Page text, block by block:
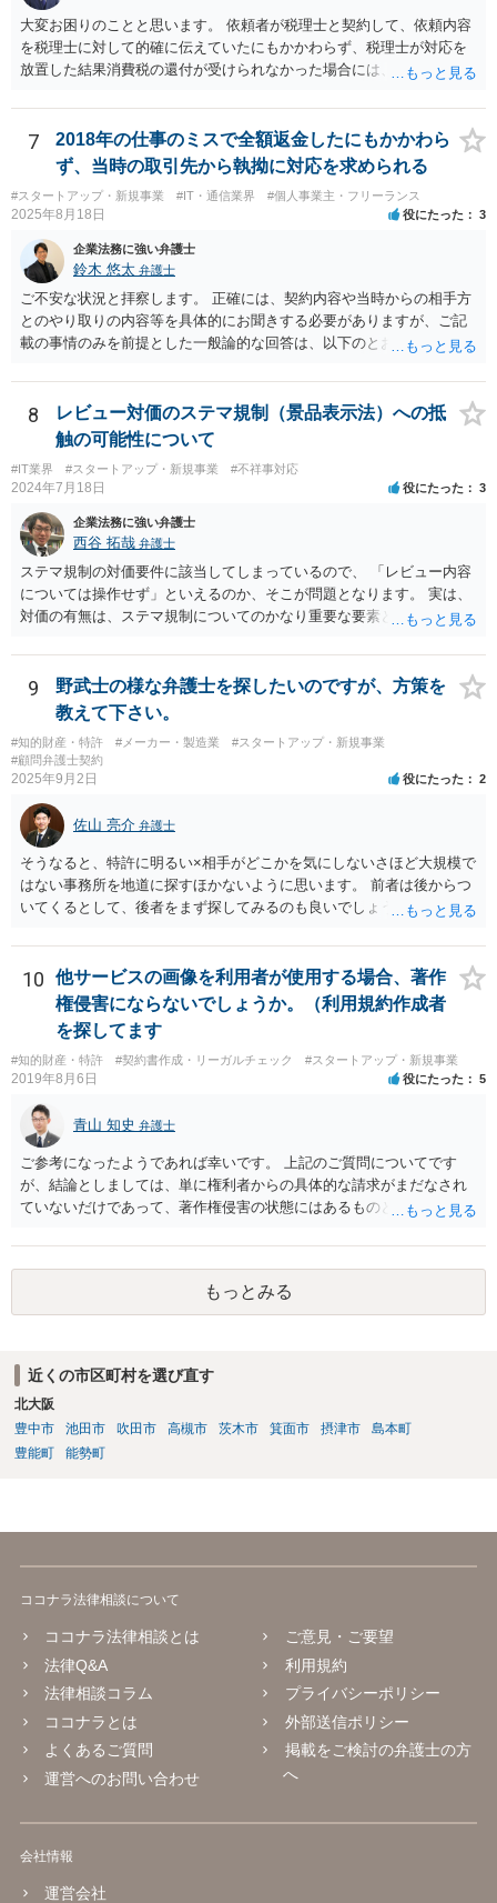
大変お困りのことと思います。 依頼者が税理士と契約して、依頼内容
を税理士に対して的確に伝えていたにもかかわらず、税理士が対応を
放置した結果消費税の還付が受けられなかった場合には、賠償請求で
あるか否かという問題 ②税理士本人が税務業務をしていなかったとい
う税理士職務の妥当性の問題 ③クライアントが誤って簡易課税届出書
を提出していたところ、税理士が課税方式の確認をしなかった問題 と
いう課題があります。 ①については、 税理士が責任を持つのは契約に
明記された委任事務に限定されるのが原則です。 サービスとして委任
事務外の税務相談に応じた結果、その責任を負う場合もゼロではあり
ませんが、責任追及するハードルはかなり上がります。 ②について
は、 実際上、税理士事務所では事務員が顧客対応することが多いと聞
きます。 そのため、メールに税理士が参加していないことや直接面談
していないことをもって賠償請求の理由とすることは現実問題として
は難しい可能性があります。 ③については、 税理士が、契約上の委任
事務外の税務相談をサービスで実施していた場合は、税理士側から積
極的に課税方式を確認しなければならないという程度の注意義務は認
められにくいのではないかと思います。 もっとも、顧問契約締結当初
から本件法人設立の相談についても依頼しており委任事務に含まれて
いたと主張できる事情がある場合には、上記より幾分有利に進められ
るかと思います。 より詳細な検討は、個別に法律事務所に問い合わせ
て法律相談されるとよいでしょう。
7
2018年の仕事のミスで全額返金したにもかかわら
ず、当時の取引先から執拗に対応を求められる
#スタートアップ・新規事業 #IT・通信業界 #個人事業主・フリーランス
2025年8月18日 役にたった 3
企業法務に強い弁護士
鈴木 悠太 弁護士
ご不安な状況と拝察します。 正確には、契約内容や当時からの相手方
とのやり取りの内容等を具体的にお聞きする必要がありますが、ご記
載の事情のみを前提とした一般論的な回答は、以下のとおりです。 ①
前の商事消滅時効、不法行為消滅時効）にかかっている可能性が高い
です。 ②相手方の報告要求については、法的には従う義務はないでし
ょう。 ③すでに対応は完了しており、もし相手方から今後具体的な法
的請求ないし措置がなされれば改めて検討するという方針でもよいよ
うに思われます。
8
レビュー対価のステマ規制（景品表示法）への抵
触の可能性について
#IT業界 #スタートアップ・新規事業 #不祥事対応
2024年7月18日 役にたった 3
企業法務に強い弁護士
西谷 拓哉 弁護士
ステマ規制の対価要件に該当してしまっているので、 「レビュー内容
については操作せず」といえるのか、そこが問題となります。 実は、
対価の有無は、ステマ規制についてのかなり重要な要素となります。
とを条件に割り引くサービスを提供していたケースですが、 明示的に
高評価と指示していなくても、全件報酬を支払うことを約してレビュ
ーをさせるということになれば、結局はそれはレビュー内容について
事業者が関与していると評価され「事業者による表示（広告）」と判
断される余地は残るといえるでしょう。 あくまで、自身の嗜好に基づ
く、自主的なレビューでなければステマ規制にひっかかる可能性があ
www.caa.go.jp/policies/policy/representation/fair_labeling/guideline/ass
ets/representation_cms216_230328_03.pdf の５頁（イ）、２（１）参
照
9
野武士の様な弁護士を探したいのですが、方策を
教えて下さい。
#知的財産・特許 #メーカー・製造業
#スタートアップ・新規事業
#顧問弁護士契約
2025年9月2日 役にたった 2
佐山 亮介 弁護士
そうなると、特許に明るい×相手がどこかを気にしないさほど大規模で
はない事務所を地道に探すほかないように思います。 前者は後からつ
いてくるとして、後者をまず探してみるのも良いでしょう。
10
他サービスの画像を利用者が使用する場合、著作
権侵害にならないでしょうか。（利用規約作成者
を探してます
#知的財産・特許 #契約書作成・リーガルチェック #スタートアップ・新規事業
2019年8月6日 役にたった 5
青山 知史 弁護士
ご参考になったようであれば幸いです。 上記のご質問についてです
が、結論としましては、単に権利者からの具体的な請求がまだなされ
ていないだけであって、著作権侵害の状態にはあるものと思慮いたし
ンテンツの投稿については、適法か否かも含め、投稿者で自己責任で
行うものとし、サイトとしては責任を持たない旨の規定がなされてい
ることがあります。 利用者も多いため、サイトとして投稿画像等のチ
ェックは行えないことから、自己責任で判断して行動するように求め
ような画像もそのまま投稿されてしまい、結果として、権利者から削
除や損害賠償等の請求がなされるまで、事実上、その投稿状態が残っ
たままになっているものと思われます。 こうした無断転載の件数は多
く、また、本人の特定にも時間や費用がかかることから、全ての無断
いてきた場合には、こうした無断転載をしていると、権利侵害の責任
態にもなります。 このように、ECサイト等における画像転載等は、適
法な状態とは必ずしも言い難く、権利者の行動次第では責任が生じか
思慮いたします。
もっとみる
近くの市区町村を選び直す
北大阪
豊中市
池田市 吹田市 高槻市 茨木市 箕面市 摂津市
島本町
豊能町
能勢町
ココナラ法律相談について
ココナラ法律相談とは
法律Q&A
法律相談コラム
ココナラとは
よくあるご質問
運営へのお問い合わせ
ご意見・ご要望
利用規約
プライバシーポリシー
外部送信ポリシー
掲載をご検討の弁護士の方
へ
会社情報
運営会社